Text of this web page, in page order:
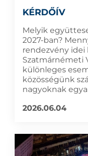
KÉRDŐÍV
Melyik
2027-ban?
rendezvény idei
Szatmárnémeti
különleges
közösségünk
nagyoknak
2026.06.04